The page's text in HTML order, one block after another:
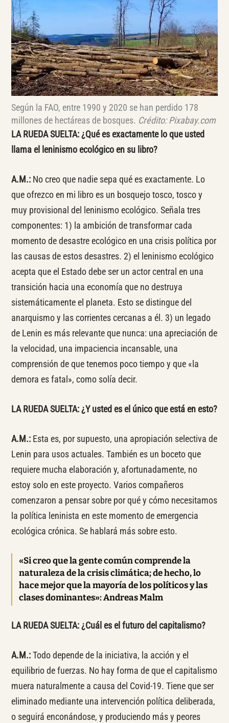
Según la FAO, entre 1990 y 2020 se han perdido 178
millones de hectáreas de bosques. Crédito: Pixabay.com
LA RUEDA SUELTA:¿Qué es exactamente lo que usted
llama el leninismo ecológico en su libro?
A.M.:No creo que nadie sepa qué es exactamente. Lo
que ofrezco en mi libro es un bosquejo tosco, tosco y
muy provisional del leninismo ecológico. Señala tres
componentes: 1) la ambición de transformar cada
momento de desastre ecológico en una crisis política por
las causas de estos desastres. 2) el leninismo ecológico
acepta que el Estado debe ser un actor central en una
transición hacia una economía que no destruya
sistemáticamente el planeta. Esto se distingue del
anarquismo y las corrientes cercanas a él. 3) un legado
de Lenin es más relevante que nunca: una apreciación de
la velocidad, una impaciencia incansable, una
comprensión de que tenemos poco tiempo y que «la
demora es fatal», como solía decir.
LA RUEDA SUELTA: ¿Y usted es el único que está en esto?
A.M.: Esta es, por supuesto, una apropiación selectiva de
Lenin para usos actuales. También es un boceto que
requiere mucha elaboración y, afortunadamente, no
estoy solo en este proyecto. Varios compañeros
comenzaron a pensar sobre por qué y cómo necesitamos
la política leninista en este momento de emergencia
ecológica crónica. Se hablará más sobre esto.
«Si creo que la gente común comprende la
naturaleza de la crisis climática; de hecho, lo
hace mejor que la mayoría de los políticos y las
clases dominantes»: Andreas Malm
LA RUEDA SUELTA: ¿Cuál es el futuro del capitalismo?
A.M.:Todo depende de la iniciativa, la acción y el
equilibrio de fuerzas. No hay forma de que el capitalismo
muera naturalmente a causa del Covid-19. Tiene que ser
eliminado mediante una intervención política deliberada,
o seguirá enconándose, y produciendo más y peores